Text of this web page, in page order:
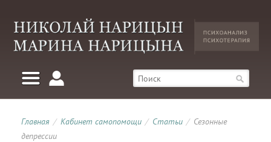
Главная / Кабинет самопомощи / Статьи / Сезонные
депрессии